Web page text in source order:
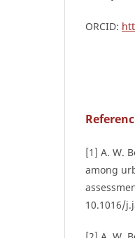
ORCID:
[1] A. W.
among
10.1016/